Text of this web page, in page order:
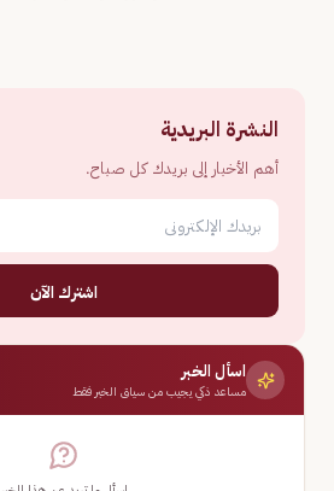
النشرة البريدية
أهم الأخبار إلى بريدك كل صباح.
اشترك الآن
اسأل الخبر
مساعد ذكي يجيب من سياق الخبر فقط